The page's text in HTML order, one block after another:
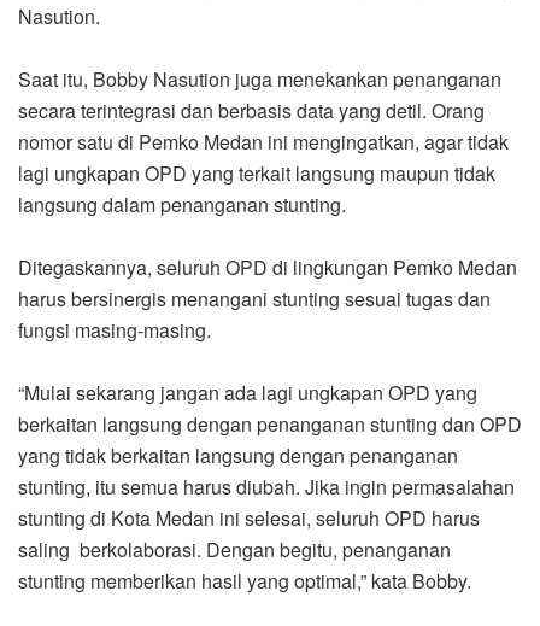
Nasution.
Saat itu, Bobby Nasution juga menekankan penanganan
secara terintegrasi dan berbasis data yang detil. Orang
nomor satu di Pemko Medan ini mengingatkan, agar tidak
lagi ungkapan OPD yang terkait langsung maupun tidak
langsung dalam penanganan stunting.
Ditegaskannya, seluruh OPD di lingkungan Pemko Medan
harus bersinergis menangani stunting sesuai tugas dan
fungsi masing-masing.
“Mulai sekarang jangan ada lagi ungkapan OPD yang
berkaitan langsung dengan penanganan stunting dan OPD
yang tidak berkaitan langsung dengan penanganan
stunting, itu semua harus diubah. Jika ingin permasalahan
stunting di Kota Medan ini selesai, seluruh OPD harus
saling berkolaborasi. Dengan begitu, penanganan
stunting memberikan hasil yang optimal,” kata Bobby.